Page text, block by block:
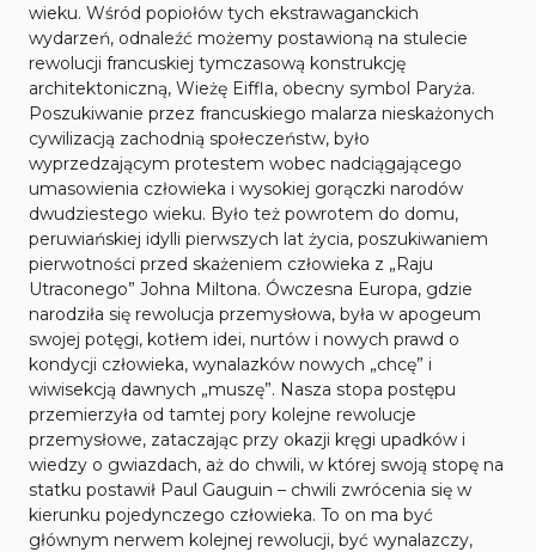
wieku. Wśród popiołów tych ekstrawaganckich
wydarzeń, odnaleźć możemy postawioną na stulecie
rewolucji francuskiej tymczasową konstrukcję
architektoniczną, Wieżę Eiffla, obecny symbol Paryża.
Poszukiwanie przez francuskiego malarza nieskażonych
cywilizacją zachodnią społeczeństw, było
wyprzedzającym protestem wobec nadciągającego
umasowienia człowieka i wysokiej gorączki narodów
dwudziestego wieku. Było też powrotem do domu,
peruwiańskiej idylli pierwszych lat życia, poszukiwaniem
pierwotności przed skażeniem człowieka z „Raju
Utraconego” Johna Miltona. Ówczesna Europa, gdzie
narodziła się rewolucja przemysłowa, była w apogeum
swojej potęgi, kotłem idei, nurtów i nowych prawd o
kondycji człowieka, wynalazków nowych „chcę” i
wiwisekcją dawnych „muszę”. Nasza stopa postępu
przemierzyła od tamtej pory kolejne rewolucje
przemysłowe, zataczając przy okazji kręgi upadków i
wiedzy o gwiazdach, aż do chwili, w której swoją stopę na
statku postawił Paul Gauguin – chwili zwrócenia się w
kierunku pojedynczego człowieka. To on ma być
głównym nerwem kolejnej rewolucji, być wynalazczy,